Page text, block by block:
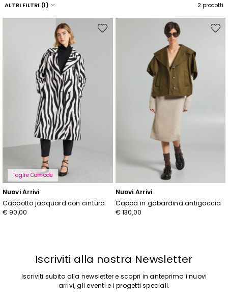
ALTRI FILTRI (1) 2 prodotti
Taglie Comode
Nuovi Arrivi
Cappotto jacquard con cintura
€ 90,00
Sposta
Nuovi Arrivi
Cappa in gabardina antigoccia
€ 130,00
Iscriviti alla nostra Newsletter
Iscriviti subito alla newsletter e scopri in anteprima i nuovi
arrivi, gli eventi e i progetti speciali.